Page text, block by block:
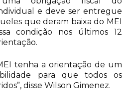
e deve ser entregue
que deram baixa do MEI
condição nos últimos 12
tenha a orientação de um
para que todos os
disse Wilson Gimenez.